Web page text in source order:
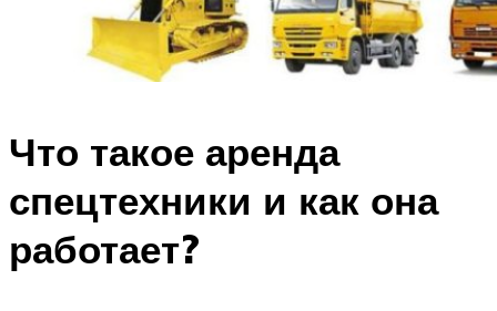
Что такое аренда
спецтехники и как она
работает?